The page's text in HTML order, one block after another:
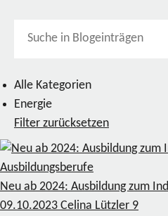
Alle Kategorien
Energie
Filter zurücksetzen
Ausbildungsberufe
Neu ab 2024: Ausbildung zum
09.10.2023 Celina Lützler 9